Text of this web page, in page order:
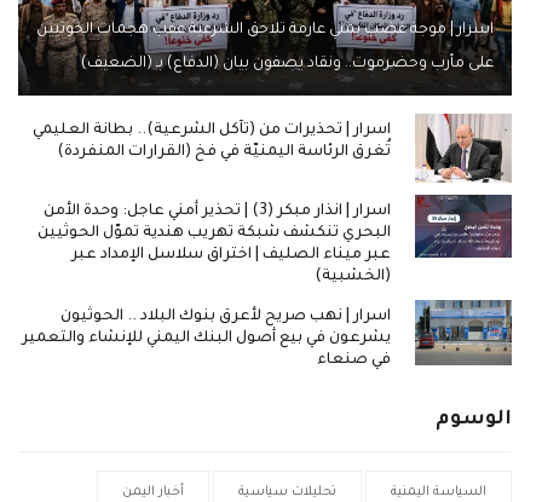
اسرار | موجة غضب يمني عارمة تلاحق الشرعية عقب هجمات الحوثيين
على مأرب وحضرموت.. ونقاد يصفون بيان (الدفاع) بـ (الضعيف)
اسرار | تحذيرات من (تآكل الشرعية).. بطانة العليمي
تُغرق الرئاسة اليمنيّة في فخ (القرارات المنفردة)
اسرار | انذار مبكر (3) | تحذير أمني عاجل: وحدة الأمن
البحري تنكشف شبكة تهريب هندية تموّل الحوثيين
عبر ميناء الصليف | اختراق سلاسل الإمداد عبر
(الخشبية)
اسرار | نهب صريح لأعرق بنوك البلاد .. الحوثيون
يشرعون في بيع أصول البنك اليمني للإنشاء والتعمير
في صنعاء
الوسوم
السياسة اليمنية تحليلات سياسية أخبار اليمن